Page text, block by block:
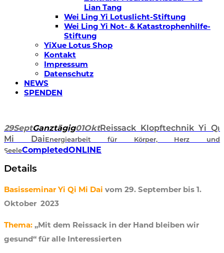
Lian Tang
Wei Ling Yi Lotuslicht-Stiftung
Wei Ling Yi Not- & Katastrophenhilfe-
Stiftung
YiXue Lotus Shop
Kontakt
Impressum
Datenschutz
NEWS
SPENDEN
29SeptGanztägig01OktReissack Klopftechnik Yi Qi
Mi Dai Energiearbeit für Körper, Herz und
SeeleCompletedONLINE
Details
Basisseminar Yi Qi Mi Dai vom 29. September bis 1.
Oktober 2023
Thema: „Mit dem Reissack in der Hand bleiben wir
gesund“ für alle Interessierten